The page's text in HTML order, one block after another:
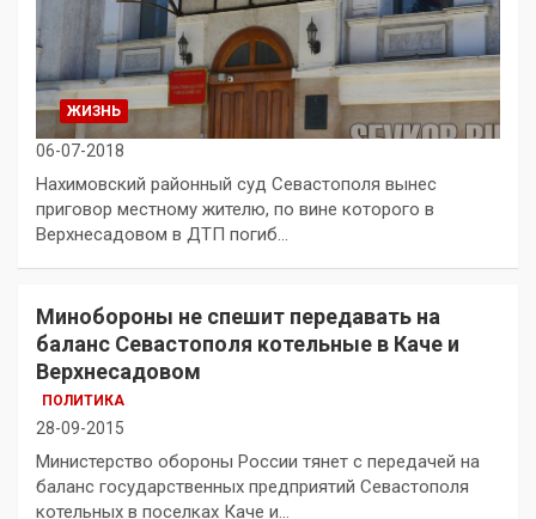
ЖИЗНЬ
06-07-2018
Нахимовский районный суд Севастополя вынес
приговор местному жителю, по вине которого в
Верхнесадовом в ДТП погиб…
Минобороны не спешит передавать на
баланс Севастополя котельные в Каче и
Верхнесадовом
ПОЛИТИКА
28-09-2015
Министерство обороны России тянет с передачей на
баланс государственных предприятий Севастополя
котельных в поселках Каче и…